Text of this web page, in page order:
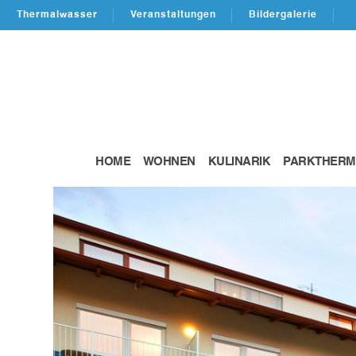
Thermalwasser Veranstaltungen Bildergalerie
HOME WOHNEN KULINARIK
DER PARKTHERME